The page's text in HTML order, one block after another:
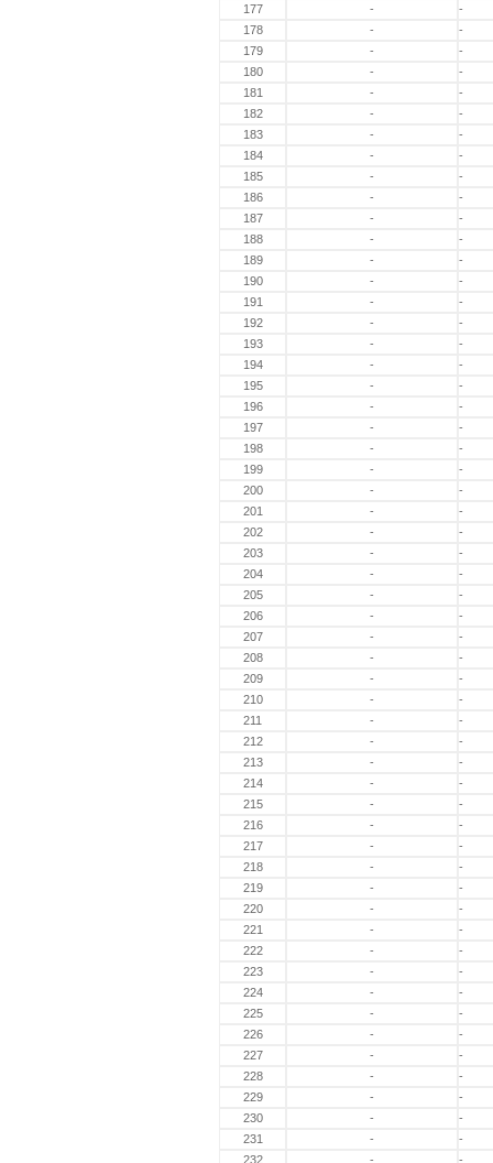
177
-
-
178
-
-
179
-
-
180
-
-
181
-
-
182
-
-
183
-
-
184
-
-
185
-
-
186
-
-
187
-
-
188
-
-
189
-
-
190
-
-
191
-
-
192
-
-
193
-
-
194
-
-
195
-
-
196
-
-
197
-
-
198
-
-
199
-
-
200
-
-
201
-
-
202
-
-
203
-
-
204
-
-
205
-
-
206
-
-
207
-
-
208
-
-
209
-
-
210
-
-
211
-
-
212
-
-
213
-
-
214
-
-
215
-
-
216
-
-
217
-
-
218
-
-
219
-
-
220
-
-
221
-
-
222
-
-
223
-
-
224
-
-
225
-
-
226
-
-
227
-
-
228
-
-
229
-
-
230
-
-
231
-
-
232
-
-